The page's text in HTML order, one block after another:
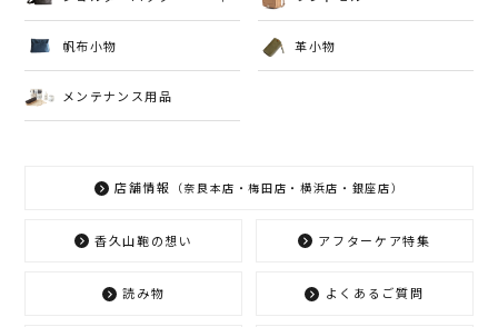
帆布小物
メンテナンス用品
革小物
店舗情報 （奈良本店・梅田店・横浜店・銀座店）
香久山鞄の想い アフターケア特集
読み物 よくあるご質問